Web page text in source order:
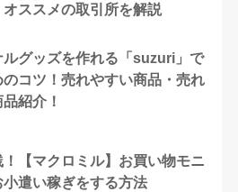
ススメの取引所を解説
ルグッズを作れる「suzuri」で
コツ！売れやすい商品・売れ
紹介！
【マクロミル】お買い物モニ
小遣い稼ぎをする方法